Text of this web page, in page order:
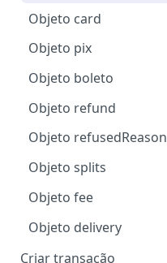
Objeto card
Objeto pix
Objeto boleto
Objeto refund
Objeto refusedReason
Objeto splits
Objeto fee
Objeto delivery
Criar transação